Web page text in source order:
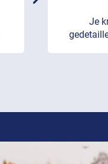
Je